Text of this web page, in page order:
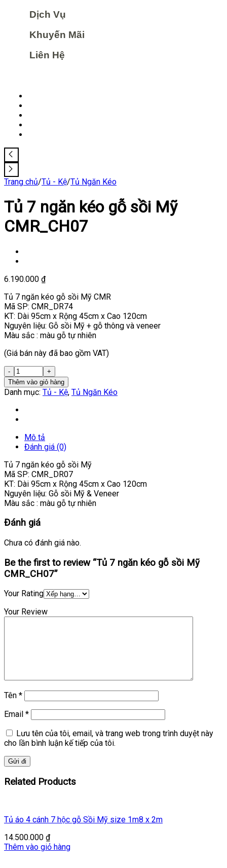
Dịch Vụ
Khuyến Mãi
Liên Hệ
Trang chủ/Tủ - Kệ/Tủ Ngăn Kéo
Tủ 7 ngăn kéo gỗ sồi Mỹ
CMR_CH07
6.190.000 ₫
Tủ 7 ngăn kéo gỗ sồi Mỹ CMR
Mã SP: CMR_DR74
KT: Dài 95cm x Rộng 45cm x Cao 120cm
Nguyên liệu: Gỗ sồi Mỹ + gỗ thông và veneer
Màu sắc : màu gỗ tự nhiên
(Giá bán này đã bao gồm VAT)
Thêm vào giỏ hàng
Danh mục: Tủ - Kệ, Tủ Ngăn Kéo
Mô tả
Đánh giá (0)
Tủ 7 ngăn kéo gỗ sồi Mỹ
Mã SP: CMR_DR07
KT: Dài 95cm x Rộng 45cm x Cao 120cm
Nguyên liệu: Gỗ sồi Mỹ & Veneer
Màu sắc : màu gỗ tự nhiên
Đánh giá
Chưa có đánh giá nào.
Be the first to review “Tủ 7 ngăn kéo gỗ sồi Mỹ
CMR_CH07”
Your Rating
Your Review
Tên *
Email *
Lưu tên của tôi, email, và trang web trong trình duyệt này
cho lần bình luận kế tiếp của tôi.
Related Products
Tủ áo 4 cánh 7 hộc gỗ Sồi Mỹ size 1m8 x 2m
14.500.000 ₫
Thêm vào giỏ hàng